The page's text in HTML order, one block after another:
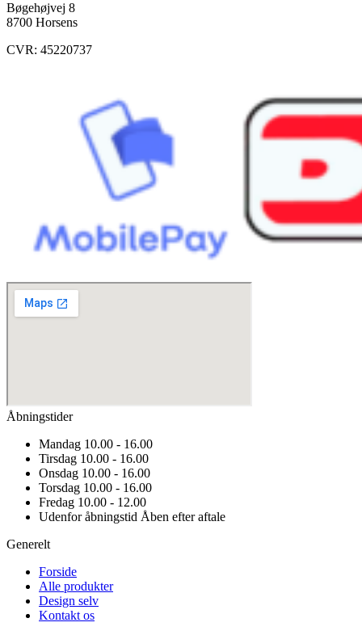
Bøgehøjvej 8
8700 Horsens
CVR: 45220737
Åbningstider
Mandag 10.00 - 16.00
Tirsdag 10.00 - 16.00
Onsdag 10.00 - 16.00
Torsdag 10.00 - 16.00
Fredag 10.00 - 12.00
Udenfor åbningstid Åben efter aftale
Generelt
Forside
Alle produkter
Design selv
Kontakt os